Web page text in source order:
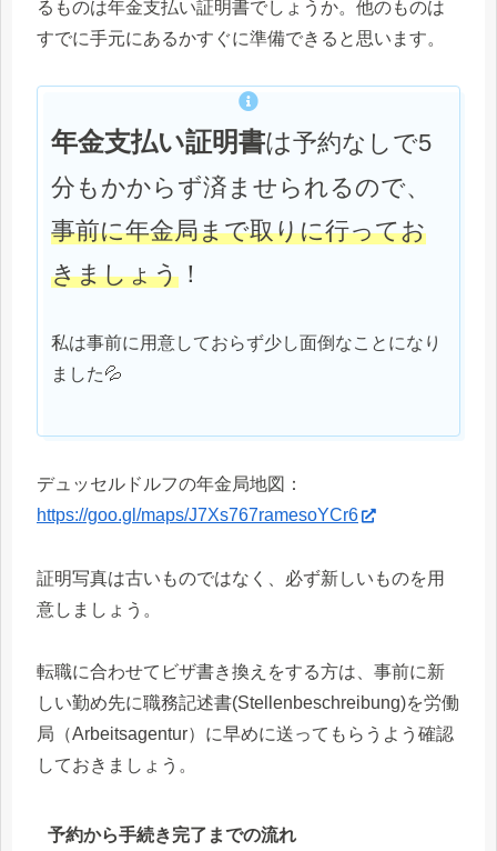
るものは年金支払い証明書でしょうか。他のものは
すでに手元にあるかすぐに準備できると思います。
年金支払い証明書は予約なしで5
分もかからず済ませられるので、
事前に年金局まで取りに行ってお
きましょう ！
私は事前に用意しておらず少し面倒なことになり
ました💦
デュッセルドルフの年金局地図：
https://goo.gl/maps/J7Xs767ramesoYCr6
証明写真は古いものではなく、必ず新しいものを用
意しましょう。
転職に合わせてビザ書き換えをする方は、事前に新
しい勤め先に職務記述書(Stellenbeschreibung)を労働
局（Arbeitsagentur）に早めに送ってもらうよう確認
しておきましょう。
予約から手続き完了までの流れ